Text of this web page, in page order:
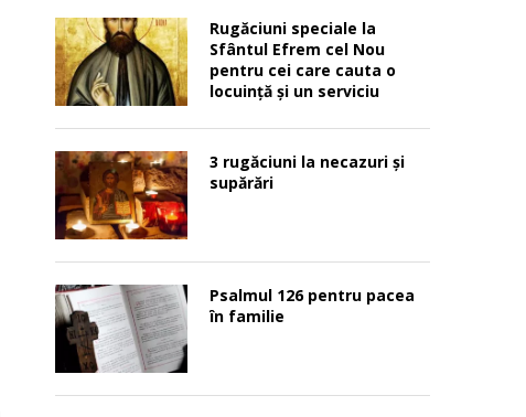
Rugăciuni speciale la
Sfântul Efrem cel Nou
pentru cei care cauta o
locuinţă şi un serviciu
3 rugăciuni la necazuri și
supărări
Psalmul 126 pentru pacea
în familie